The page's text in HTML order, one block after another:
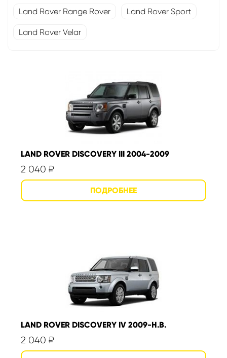
Land Rover Range Rover Land Rover Sport
Land Rover Velar
LAND ROVER DISCOVERY III 2004-2009
2 040 ₽
LAND ROVER DISCOVERY IV 2009-Н.В.
2 040 ₽